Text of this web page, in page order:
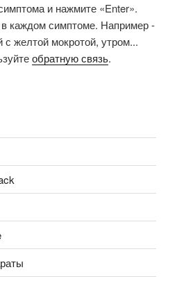
и нажмите «Enter».
каждом симптоме. Например -
с желтой мокротой, утром...
обратную связь.